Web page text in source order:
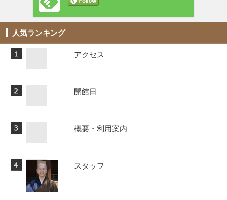
人気ランキング
アクセス
開館日
概要・利用案内
スタッフ